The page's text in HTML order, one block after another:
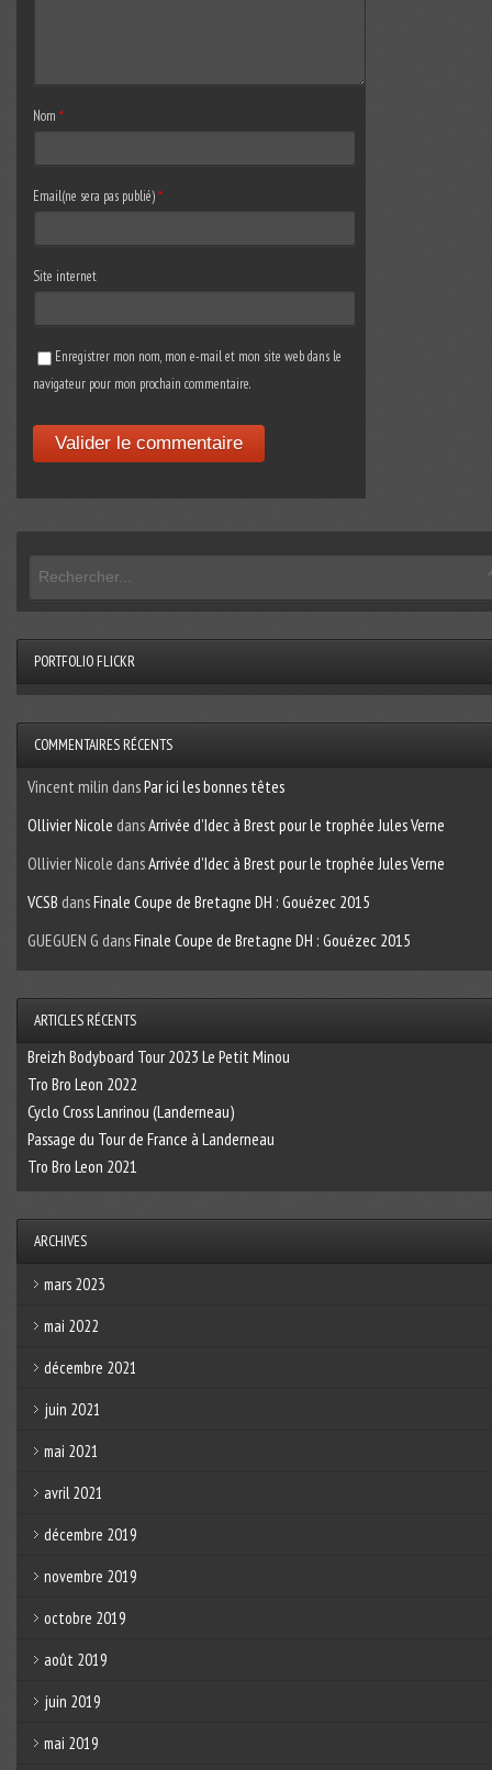
Nom *
Email(ne sera pas publié)*
Site internet
Enregistrer mon nom, mon e-mail et mon site web dans le
navigateur pour mon prochain commentaire.
PORTFOLIO FLICKR
COMMENTAIRES RÉCENTS
Vincent milin dansPar ici les bonnes têtes
Ollivier Nicole dansArrivée d’Idec à Brest pour le trophée Jules Verne
Ollivier Nicole dansArrivée d’Idec à Brest pour le trophée Jules Verne
VCSB dansFinale Coupe de Bretagne DH : Gouézec 2015
GUEGUEN G dansFinale Coupe de Bretagne DH : Gouézec 2015
ARTICLES RÉCENTS
Breizh Bodyboard Tour 2023 Le Petit Minou
Tro Bro Leon 2022
Cyclo Cross Lanrinou (Landerneau)
Passage du Tour de France à Landerneau
Tro Bro Leon 2021
ARCHIVES
mars 2023
mai 2022
décembre 2021
juin 2021
mai 2021
avril 2021
décembre 2019
novembre 2019
octobre 2019
août 2019
juin 2019
mai 2019